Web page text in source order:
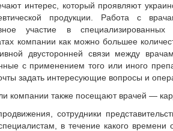
интерес, который проявляют
продукции. Работа с
участие в
компании как можно большее
двусторонней связи между
с применением того или иного
задать интересующие вопросы и
компании также посещают врачей —
сотрудники
в течение какого